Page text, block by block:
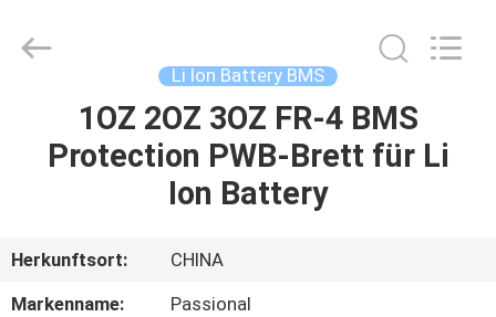
HAUS
ÜBER
UNS
Li Ion Battery BMS
1OZ 2OZ 3OZ FR-4 BMS
Protection PWB-Brett für Li
Ion Battery
Herkunftsort:
CHINA
Markenname:
Passional